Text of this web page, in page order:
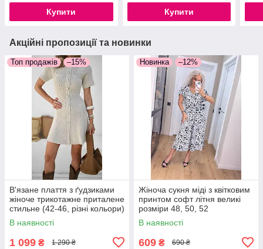
Купити Купити
Акційні пропозиції та новинки
Топ продажів –15%
В'язане плаття з ґудзиками
жіноче трикотажне приталене
стильне (42-46, різні кольори)
В наявності
1 099 ₴ 1 290 ₴
Новинка –12%
Жіноча сукня міді з квітковим
принтом софт літня великі
розміри 48, 50, 52
В наявності
609 ₴ 690 ₴